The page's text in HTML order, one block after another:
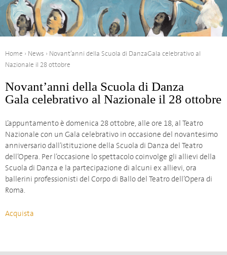
Home › News › Novant’anni della Scuola di DanzaGala celebrativo al
Nazionale il 28 ottobre
Novant’anni della Scuola di Danza
Gala celebrativo al Nazionale il 28 ottobre
L’appuntamento è domenica 28 ottobre, alle ore 18, al Teatro
Nazionale con un Gala celebrativo in occasione del novantesimo
anniversario dall’istituzione della Scuola di Danza del Teatro
dell’Opera. Per l’occasione lo spettacolo coinvolge gli allievi della
Scuola di Danza e la partecipazione di alcuni ex allievi, ora
ballerini professionisti del Corpo di Ballo del Teatro dell’Opera di
Roma.
Acquista